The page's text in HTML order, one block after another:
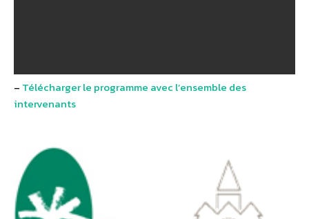
– Télécharger le programme avec l’ensemble des
intervenants